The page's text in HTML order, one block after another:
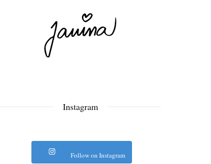
Instagram
Follow on Instagram